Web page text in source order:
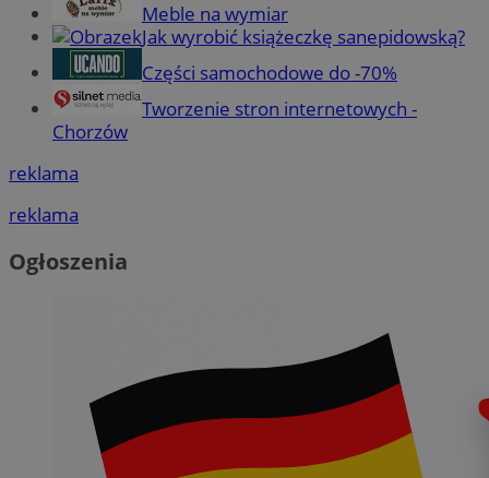
Meble na wymiar
Jak wyrobić książeczkę sanepidowską?
Części samochodowe do -70%
Tworzenie stron internetowych -
Chorzów
reklama
reklama
Ogłoszenia